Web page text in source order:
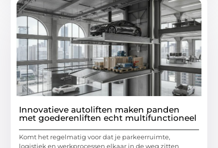
Innovatieve autoliften maken panden
met goederenliften echt multifunctioneel
Komt het regelmatig voor dat je parkeerruimte,
logistiek en werkprocessen elkaar in de weg zitten